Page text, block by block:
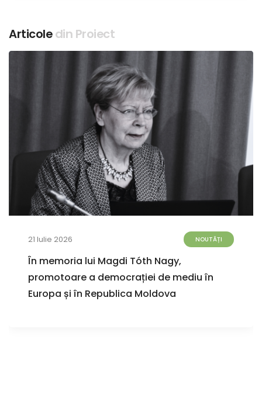
Articoledin Proiect
21 Iulie 2026 NOUTĂȚI
În memoria lui Magdi Tóth Nagy,
promotoare a democrației de mediu în
Europa și în Republica Moldova